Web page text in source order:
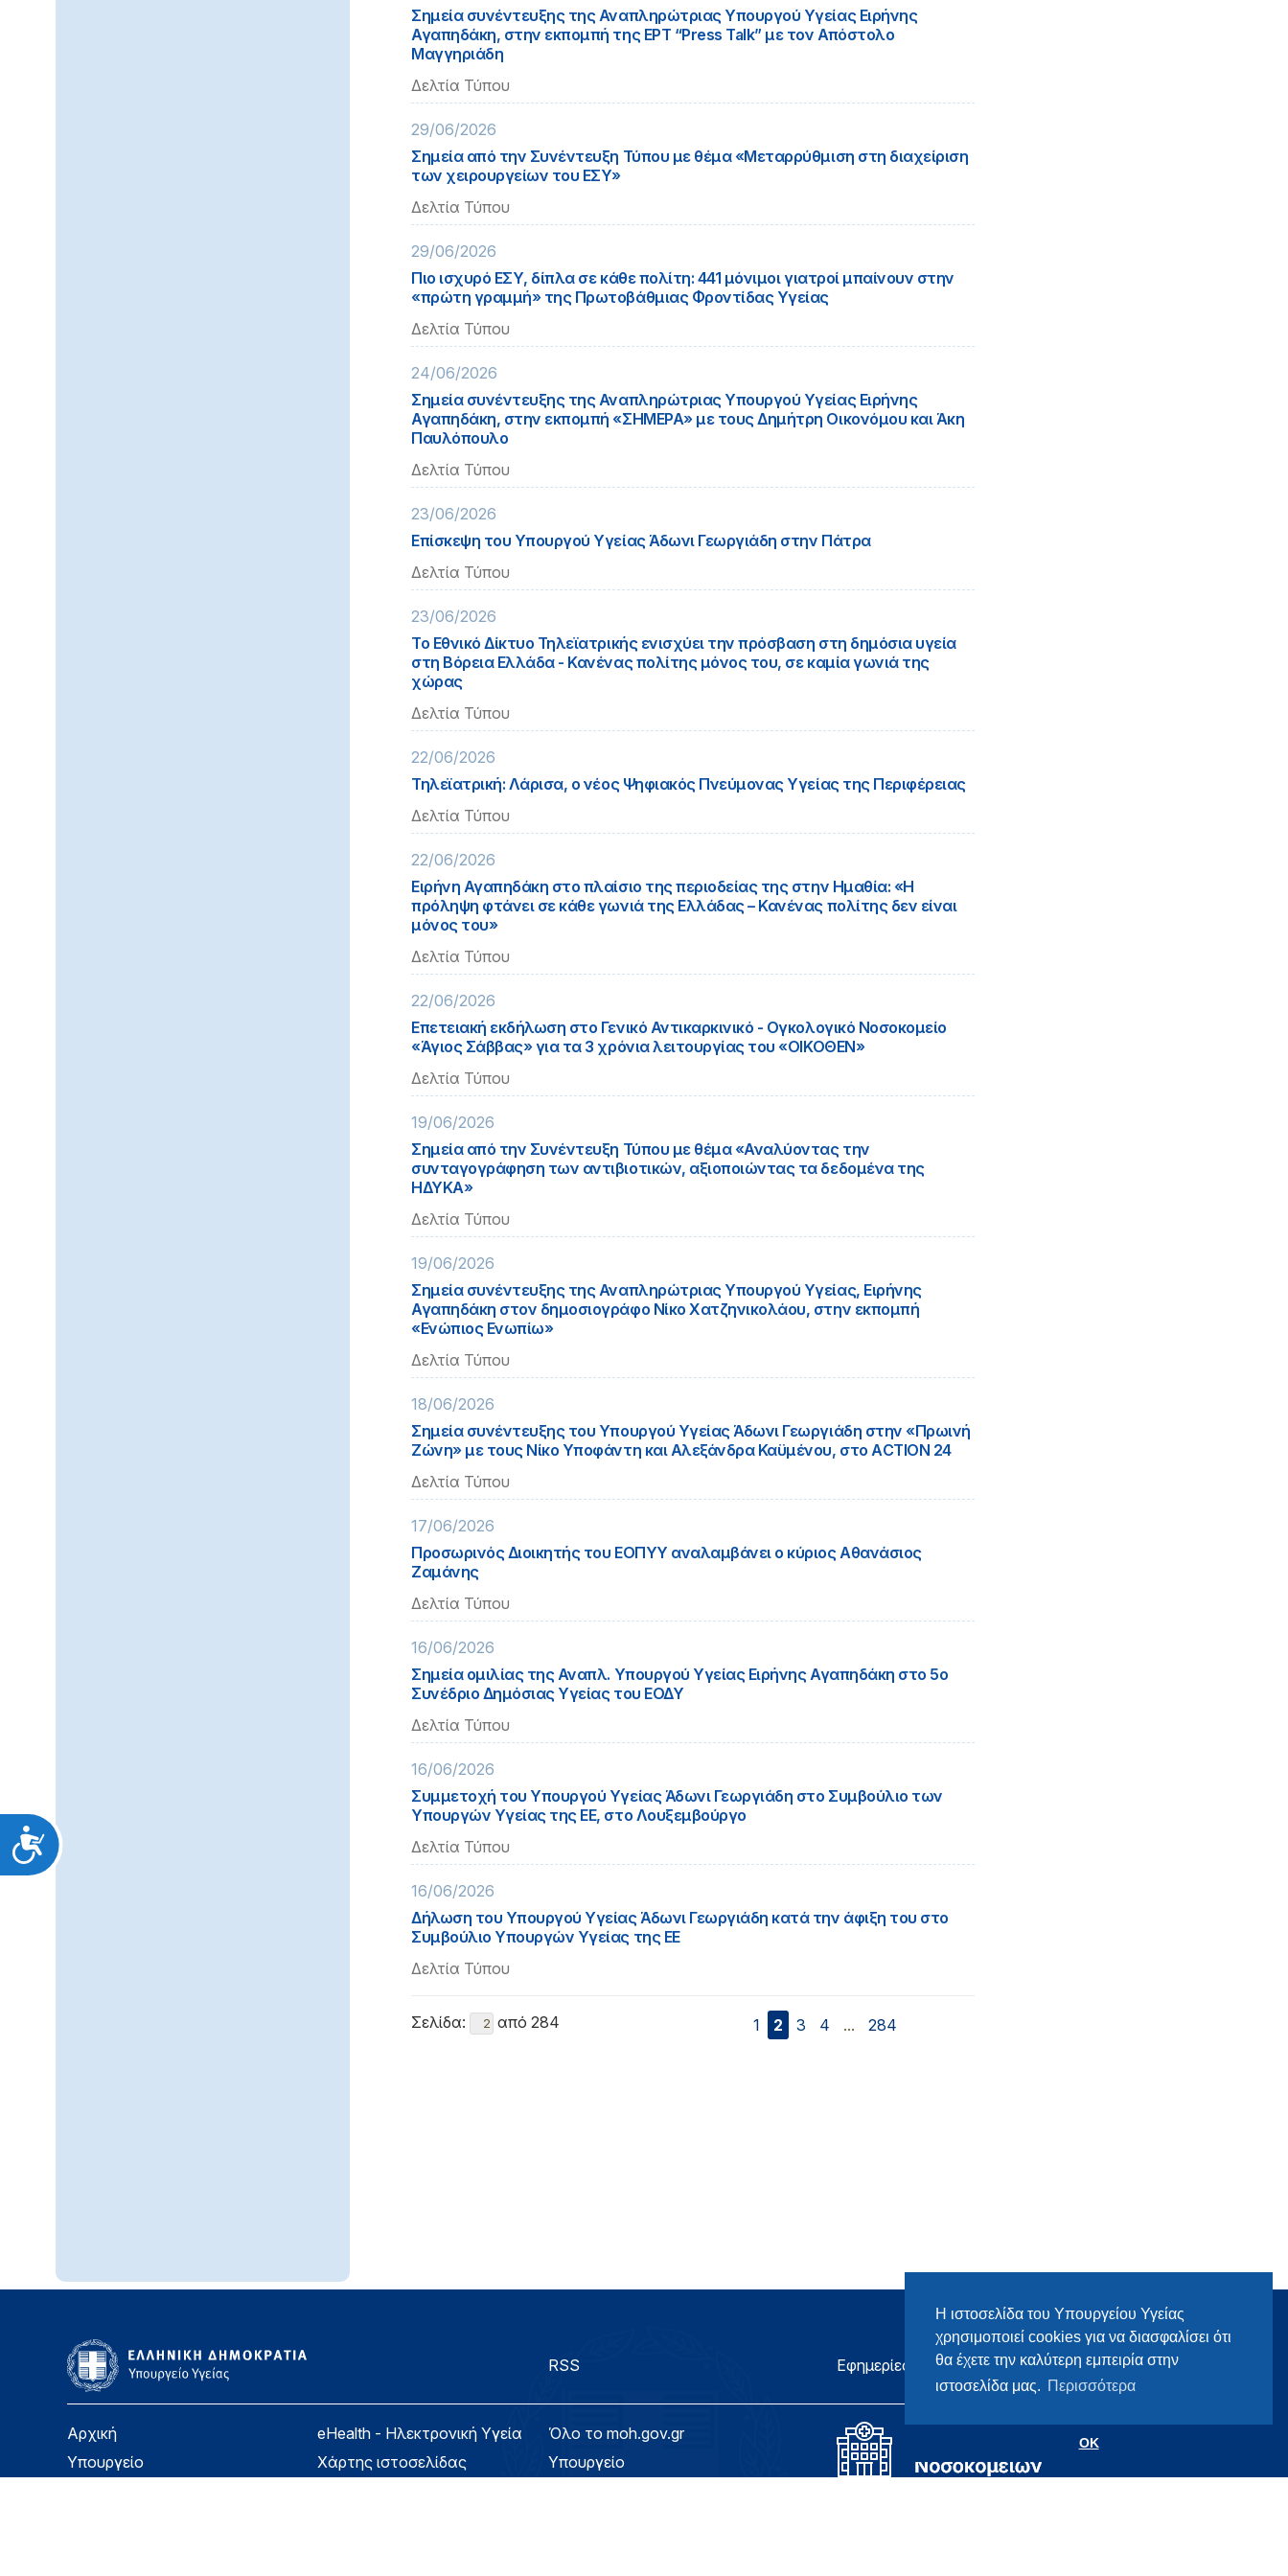
Η ιστοσελίδα του Υπουργείου Υγείας
χρησιμοποιεί cookies για να διασφαλίσει ότι
θα έχετε την καλύτερη εμπειρία στην
ιστοσελίδα μας. Περισσότερα
OK
Προσιτότητα
Σημεία συνέντευξης της Αναπληρώτριας Υπουργού Υγείας Ειρήνης
Αγαπηδάκη, στην εκπομπή της ΕΡΤ “Press Talk” με τον Απόστολο
Μαγγηριάδη
Δελτία Τύπου
29/06/2026
Σημεία από την Συνέντευξη Τύπου με θέμα «Μεταρρύθμιση στη διαχείριση
των χειρουργείων του ΕΣΥ»
Δελτία Τύπου
29/06/2026
Πιο ισχυρό ΕΣΥ, δίπλα σε κάθε πολίτη: 441 μόνιμοι γιατροί μπαίνουν στην
«πρώτη γραμμή» της Πρωτοβάθμιας Φροντίδας Υγείας
Δελτία Τύπου
24/06/2026
Σημεία συνέντευξης της Αναπληρώτριας Υπουργού Υγείας Ειρήνης
Αγαπηδάκη, στην εκπομπή «ΣΗΜΕΡΑ» με τους Δημήτρη Οικονόμου και Άκη
Παυλόπουλο
Δελτία Τύπου
23/06/2026
Επίσκεψη του Υπουργού Υγείας Άδωνι Γεωργιάδη στην Πάτρα
Δελτία Τύπου
23/06/2026
Το Εθνικό Δίκτυο Τηλεϊατρικής ενισχύει την πρόσβαση στη δημόσια υγεία
στη Βόρεια Ελλάδα - Κανένας πολίτης μόνος του, σε καμία γωνιά της
χώρας
Δελτία Τύπου
22/06/2026
Τηλεϊατρική: Λάρισα, ο νέος Ψηφιακός Πνεύμονας Υγείας της Περιφέρειας
Δελτία Τύπου
22/06/2026
Ειρήνη Αγαπηδάκη στο πλαίσιο της περιοδείας της στην Ημαθία: «Η
πρόληψη φτάνει σε κάθε γωνιά της Ελλάδας – Κανένας πολίτης δεν είναι
μόνος του»
Δελτία Τύπου
22/06/2026
Επετειακή εκδήλωση στο Γενικό Αντικαρκινικό - Ογκολογικό Νοσοκομείο
«Άγιος Σάββας» για τα 3 χρόνια λειτουργίας του «ΟΙΚΟΘΕΝ»
Δελτία Τύπου
19/06/2026
Σημεία από την Συνέντευξη Τύπου με θέμα «Αναλύοντας την
συνταγογράφηση των αντιβιοτικών, αξιοποιώντας τα δεδομένα της
ΗΔΥΚΑ»
Δελτία Τύπου
19/06/2026
Σημεία συνέντευξης της Αναπληρώτριας Υπουργού Υγείας, Ειρήνης
Αγαπηδάκη στον δημοσιογράφο Νίκο Χατζηνικολάου, στην εκπομπή
«Ενώπιος Ενωπίω»
Δελτία Τύπου
18/06/2026
Σημεία συνέντευξης του Υπουργού Υγείας Άδωνι Γεωργιάδη στην «Πρωινή
Ζώνη» με τους Νίκο Υποφάντη και Αλεξάνδρα Καϋμένου, στο ΑCTION 24
Δελτία Τύπου
17/06/2026
Προσωρινός Διοικητής του ΕΟΠΥΥ αναλαμβάνει ο κύριος Αθανάσιος
Ζαμάνης
Δελτία Τύπου
16/06/2026
Σημεία ομιλίας της Αναπλ. Υπουργού Υγείας Ειρήνης Αγαπηδάκη στο 5ο
Συνέδριο Δημόσιας Υγείας του ΕΟΔΥ
Δελτία Τύπου
16/06/2026
Συμμετοχή του Υπουργού Υγείας Άδωνι Γεωργιάδη στο Συμβούλιο των
Υπουργών Υγείας της ΕΕ, στο Λουξεμβούργο
Δελτία Τύπου
16/06/2026
Δήλωση του Υπουργού Υγείας Άδωνι Γεωργιάδη κατά την άφιξη του στο
Συμβούλιο Υπουργών Υγείας της ΕΕ
Δελτία Τύπου
Σελίδα: από 284 1 2 3 4 ... 284
Αρχική
Υπουργείο
eHealth - Ηλεκτρονική Υγεία
Χάρτης ιστοσελίδας
RSS
Όλο το moh.gov.gr
Υπουργείο
Εφημερίες